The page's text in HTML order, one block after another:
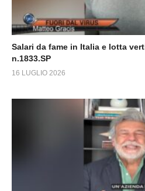
Salari da fame in Italia e lotta
n.1833.SP
16 LUGLIO 2026